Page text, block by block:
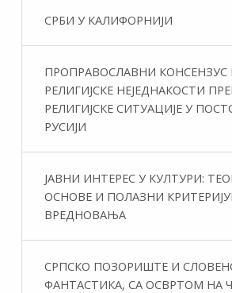
СРБИ У КАЛИФОРНИЈИ
ПРОПРАВОСЛАВНИ КОНСЕНЗУС
РЕЛИГИЈСКЕ НЕЈЕДНАКОСТИ
РЕЛИГИЈСКЕ СИТУАЦИЈЕ У
РУСИЈИ
ЈАВНИ ИНТЕРЕС У КУЛТУРИ:
ОСНОВЕ И ПОЛАЗНИ
ВРЕДНОВАЊА
СРПСКО ПОЗОРИШТЕ И
ФАНТАСТИКA, СА ОСВРТОМ НА